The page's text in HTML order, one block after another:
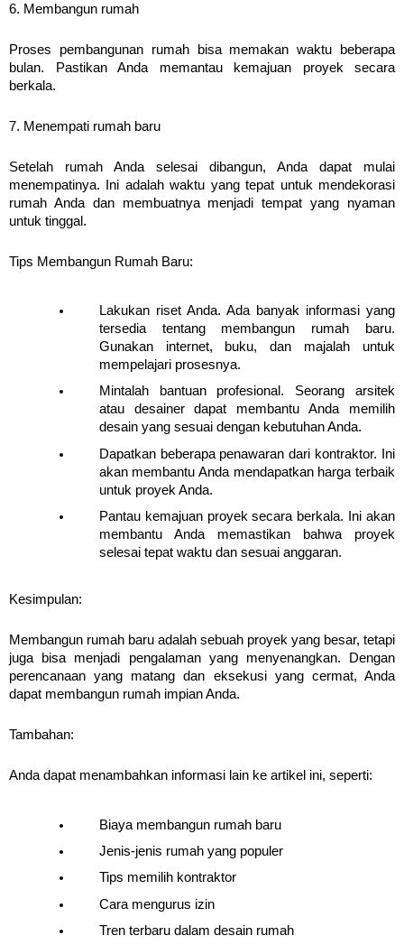
6. Membangun rumah
Proses pembangunan rumah bisa memakan waktu beberapa
bulan. Pastikan Anda memantau kemajuan proyek secara
berkala.
7. Menempati rumah baru
Setelah rumah Anda selesai dibangun, Anda dapat mulai
menempatinya. Ini adalah waktu yang tepat untuk mendekorasi
rumah Anda dan membuatnya menjadi tempat yang nyaman
untuk tinggal.
Tips Membangun Rumah Baru:
Lakukan riset Anda. Ada banyak informasi yang
tersedia tentang membangun rumah baru.
Gunakan internet, buku, dan majalah untuk
mempelajari prosesnya.
Mintalah bantuan profesional. Seorang arsitek
atau desainer dapat membantu Anda memilih
desain yang sesuai dengan kebutuhan Anda.
Dapatkan beberapa penawaran dari kontraktor. Ini
akan membantu Anda mendapatkan harga terbaik
untuk proyek Anda.
Pantau kemajuan proyek secara berkala. Ini akan
membantu Anda memastikan bahwa proyek
selesai tepat waktu dan sesuai anggaran.
Kesimpulan:
Membangun rumah baru adalah sebuah proyek yang besar, tetapi
juga bisa menjadi pengalaman yang menyenangkan. Dengan
perencanaan yang matang dan eksekusi yang cermat, Anda
dapat membangun rumah impian Anda.
Tambahan:
Anda dapat menambahkan informasi lain ke artikel ini, seperti:
Biaya membangun rumah baru
Jenis-jenis rumah yang populer
Tips memilih kontraktor
Cara mengurus izin
Tren terbaru dalam desain rumah